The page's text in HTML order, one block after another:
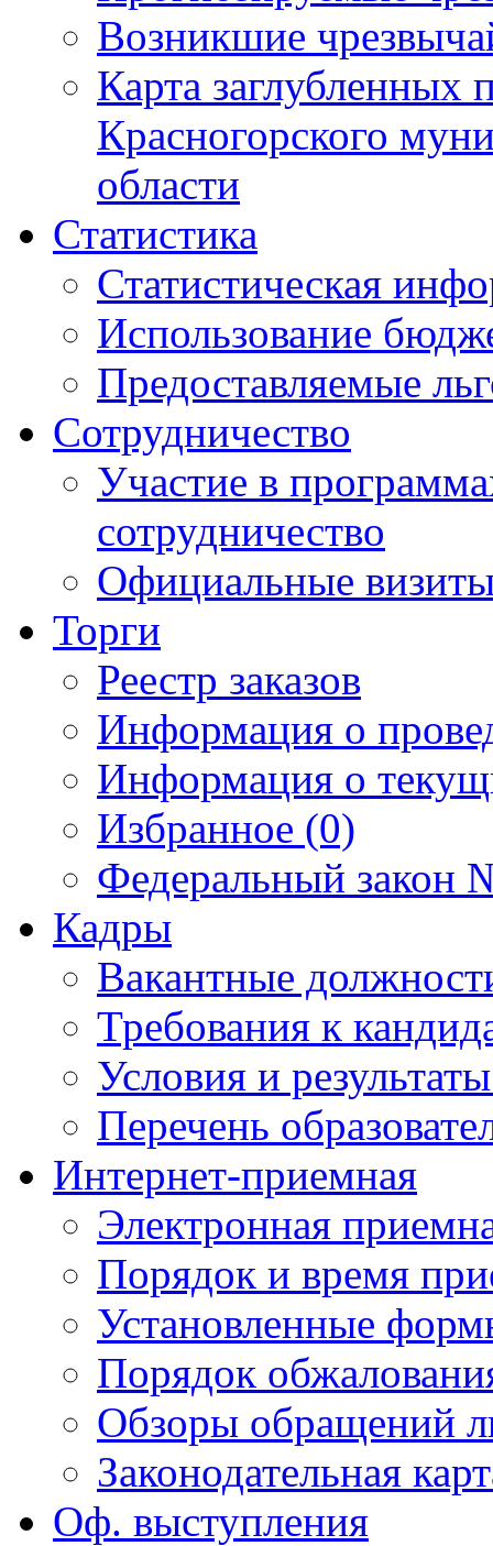
Возникшие
Карта
Красногорского
области
Статистика
Статистическая
Использование
Предоставляемые
Сотрудничество
Участие в
сотрудничество
Официальные
Торги
Реестр заказов
Информация о
Информация о
Избранное (0)
Федеральный закон
Кадры
Вакантные
Требования к
Условия и
Перечень
Интернет-приемная
Электронная
Порядок и время
Установленные
Порядок
Обзоры обращений
Законодательная
Оф. выступления